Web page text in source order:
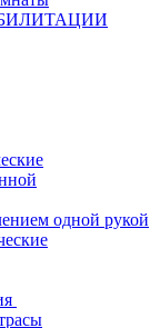
одной рукой